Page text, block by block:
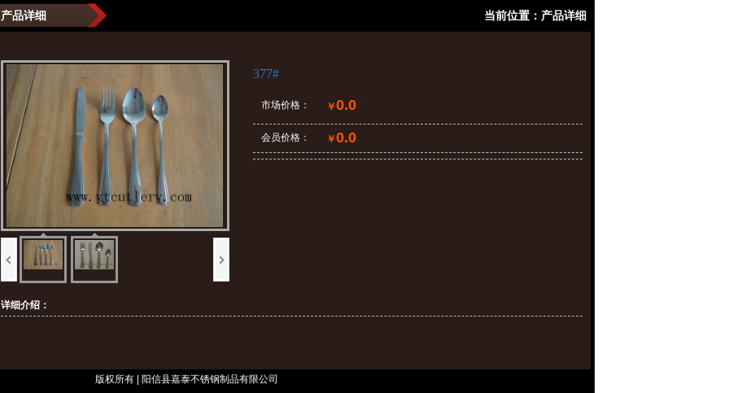
当前位置：产品详细
产品详细
377#
市场价格： ￥0.0
会员价格： ￥0.0
详细介绍：
版权所有 | 阳信县嘉泰不锈钢制品有限公司